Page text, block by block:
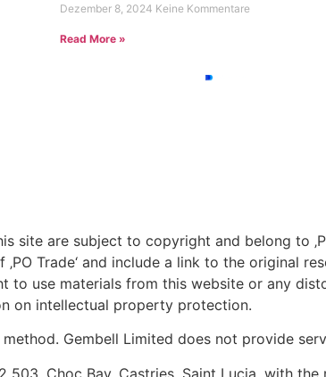
Dezember 8, 2024 Keine Kommentare
Read More »
site are subject to copyright and belong to
Trade‘ and include a link to the original
to use materials from this website or any
on intellectual property protection.
Gembell Limited does not provide
503, Choc Bay, Castries, Saint Lucia, with